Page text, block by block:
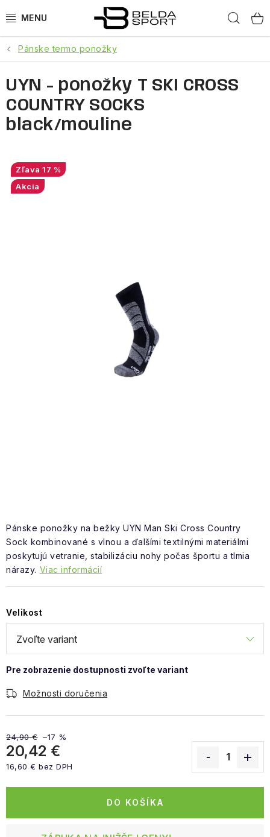
na
ŠPORTY
BEH
OBLEČENIE
Doprava a platba
Pánske termo ponožky
Pánske ponožky na bežky UYN Man Ski Cross Country
Sock kombinované s vlnou a ďalšími textilnými materiálmi
poskytujú vetranie, stabilizáciu nohy počas športu a tlmia
nárazy. Viac informácií
Velikost
Možnosti doručenia
24,90 € –17 %
20,42 €
16,60 € bez DPH
DO KOŠÍKA
UYN - ponožky T SKI CROSS
COUNTRY SOCKS
black/mouline
17 %
Akcia